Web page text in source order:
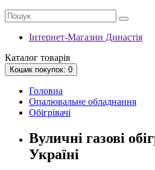
Інтернет-Магазин Династія
Каталог товарів
Кошик покупок: 0
Головна
Опалювальне обладнання
Обігрівачі
Вуличні газові
Україні